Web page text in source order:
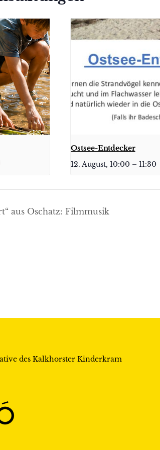
Ostsee-Entdecker
12. August, 10:00 – 11:30
aus Oschatz: Filmmusik
des Kalkhorster Kinderkram